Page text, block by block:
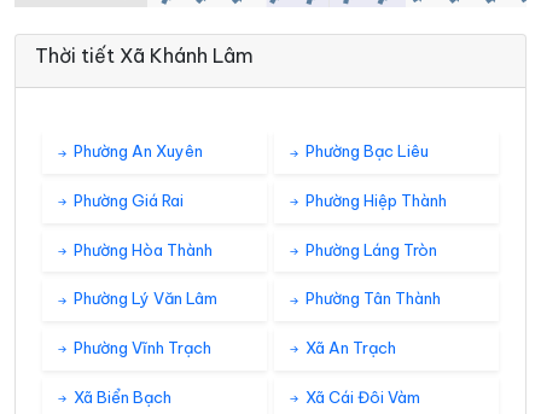
Thời tiết Xã Khánh Lâm
Phường An Xuyên Phường Bạc Liêu
Phường Giá Rai Phường Hiệp Thành
Phường Hòa Thành Phường Láng Tròn
Phường Lý Văn Lâm Phường Tân Thành
Phường Vĩnh Trạch Xã An Trạch
Xã Biển Bạch Xã Cái Đôi Vàm